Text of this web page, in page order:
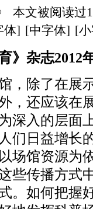
本文被阅读过
体] [中字体] [
》杂志2012
除了在展
，还应该在
深入的层面
们日益增长
场馆资源为
些传播方式
。如何把握